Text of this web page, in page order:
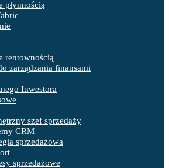
płynnością
rentownością
zarządzania finansami
Inwestora
szef sprzedaży
CRM
sprzedażowa
sprzedażowe